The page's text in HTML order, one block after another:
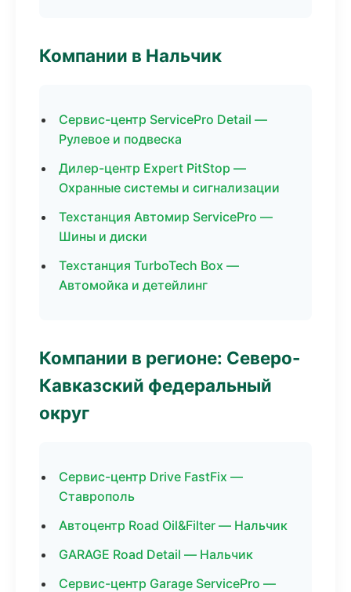
Компании в Нальчик
Сервис-центр ServicePro Detail —
Рулевое и подвеска
Дилер-центр Expert PitStop —
Охранные системы и сигнализации
Техстанция Автомир ServicePro —
Шины и диски
Техстанция TurboTech Box —
Автомойка и детейлинг
Компании в регионе: Северо-
Кавказский федеральный
округ
Сервис-центр Drive FastFix —
Ставрополь
Автоцентр Road Oil&Filter — Нальчик
GARAGE Road Detail — Нальчик
Сервис-центр Garage ServicePro —